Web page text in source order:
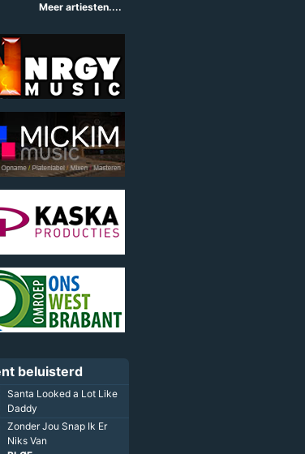
Meer artiesten....
beluisterd
Santa Looked a Lot Like
Daddy
Zonder Jou Snap Ik Er
Niks Van